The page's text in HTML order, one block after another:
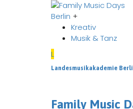
Berlin +
Kreativ
Musik & Tanz
L
Landesmusikakademie
Family Music